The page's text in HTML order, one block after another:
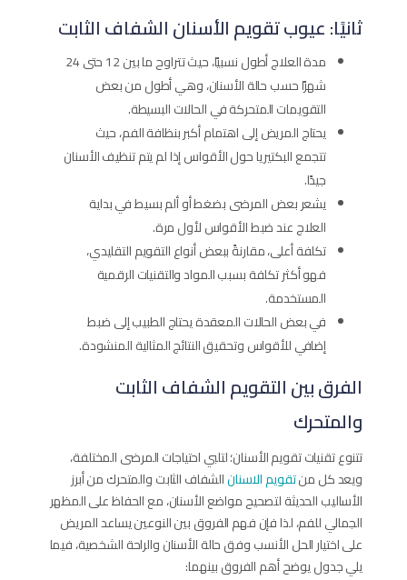
ثانيًا: عيوب تقويم الأسنان الشفاف الثابت
مدة العلاج أطول نسبيًا، حيث تتراوح ما بين 12 حتى 24
شهرًا حسب حالة الأسنان، وهي أطول من بعض
التقويمات المتحركة في الحالات البسيطة.
يحتاج المريض إلى اهتمام أكبر بنظافة الفم، حيث
تتجمع البكتيريا حول الأقواس إذا لم يتم تنظيف الأسنان
جيدًا.
يشعر بعض المرضى بضغط أو ألم بسيط في بداية
العلاج عند ضبط الأقواس لأول مرة.
تكلفة أعلى، مقارنةً ببعض أنواع التقويم التقليدي،
فهو أكثر تكلفة بسبب المواد والتقنيات الرقمية
المستخدمة.
في بعض الحالات المعقدة يحتاج الطبيب إلى ضبط
إضافي للأقواس وتحقيق النتائج المثالية المنشودة.
الفرق بين التقويم الشفاف الثابت
والمتحرك
تتنوع تقنيات تقويم الأسنان؛ لتلبي احتياجات المرضى المختلفة،
ويعد كل منتقويم الاسنانالشفاف الثابت والمتحرك من أبرز
الأساليب الحديثة لتصحيح مواضع الأسنان، مع الحفاظ على المظهر
الجمالي للفم، لذا فإن فهم الفروق بين النوعين يساعد المريض
على اختيار الحل الأنسب وفق حالة الأسنان والراحة الشخصية، فيما
يلي جدول يوضح أهم الفروق بينهما: